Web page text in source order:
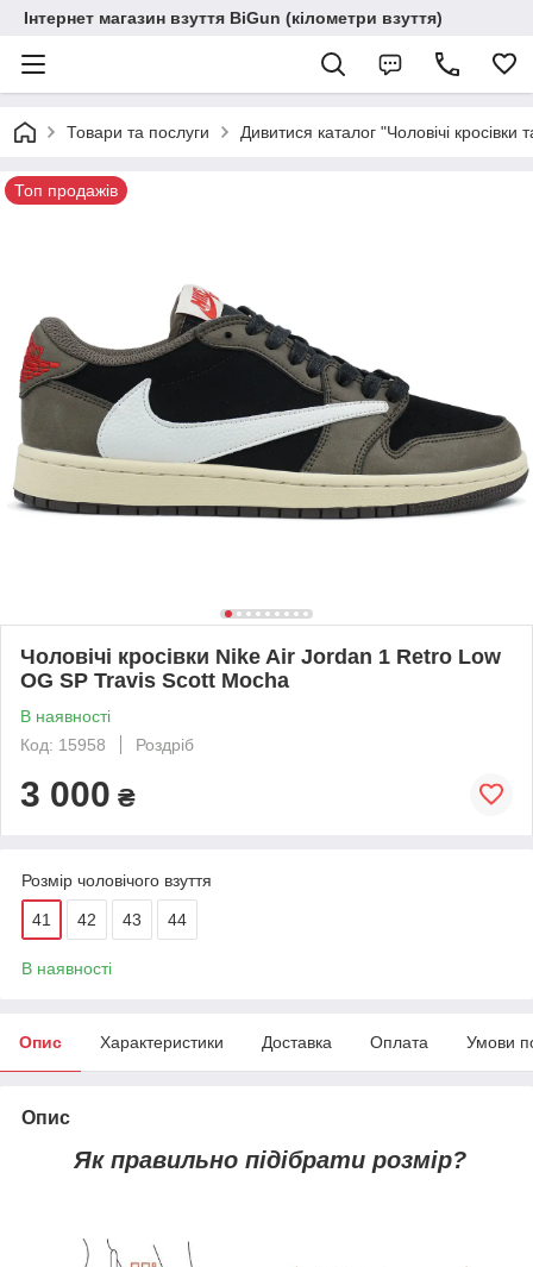
Інтернет магазин взуття BiGun (кілометри взуття)
Товари та послуги Дивитися каталог "Чоловічі кросівки
Топ продажів
Чоловічі кросівки Nike Air Jordan 1 Retro Low
OG SP Travis Scott Mocha
В наявності
Код: 15958
Роздріб
3 000 ₴
Розмір чоловічого взуття
41 42 43 44
В наявності
Опис Характеристики Доставка Оплата Умови
Опис
Як правильно підібрати розмір?